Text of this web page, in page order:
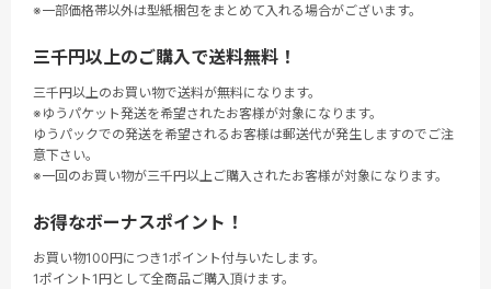
※一部価格帯以外は型紙梱包をまとめて入れる場合がございます。
三千円以上のご購入で送料無料！
三千円以上のお買い物で送料が無料になります。
※ゆうパケット発送を希望されたお客様が対象になります。
ゆうパックでの発送を希望されるお客様は郵送代が発生しますのでご注
意下さい。
※一回のお買い物が三千円以上ご購入されたお客様が対象になります。
お得なボーナスポイント！
お買い物100円につき1ポイント付与いたします。
1ポイント1円として全商品ご購入頂けます。